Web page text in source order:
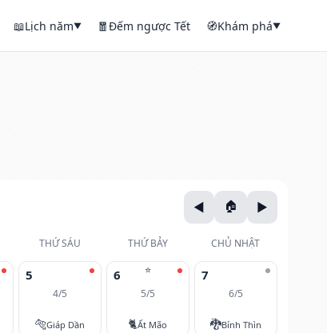
📖Lịch năm▼ 🧧Đếm ngược Tết 🧭Khám phá▼
THỨ SÁU THỨ BẢY
CHỦ NHẬT
5
4/5
🐅Giáp Dần
⭐
6
5/5
🐈Ất Mão
7
6/5
🐉Bính Thìn